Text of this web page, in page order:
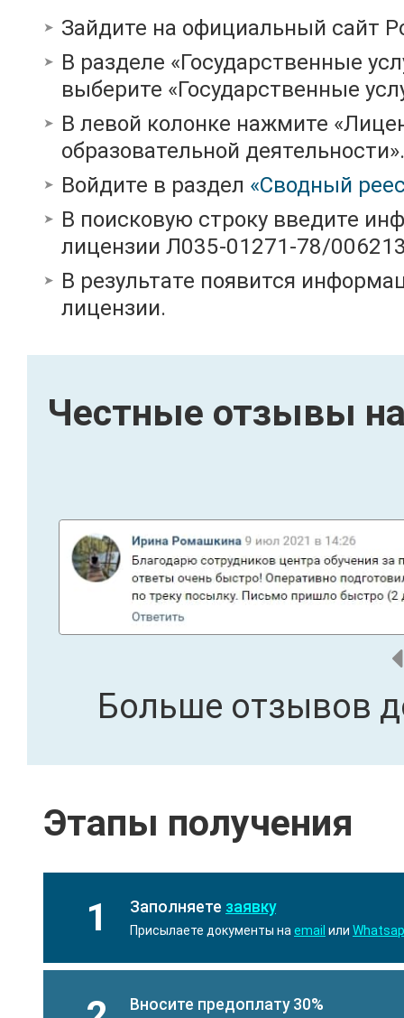
Зайдите на официальный сайт
В разделе «Государственные
выберите «Государственные
В левой колонке нажмите
образовательной деятельности».
Войдите в раздел «Сводный
В поисковую строку введите
лицензии Л035-01271-78/
В результате появится
лицензии.
Честные отзывы
Больше отзывов
Этапы получения
1 Заполняете заявку
Присылаете документы на email или
Вносите предоплату 30%